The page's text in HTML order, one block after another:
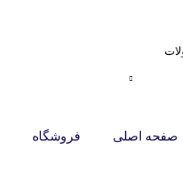
صفحه اصلی فروشگاه